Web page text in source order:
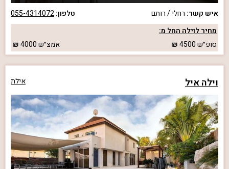
איש קשר: רחלי / רותם טלפון:055-4314072
מחיר לוילה החל מ:
סופ״ש4500 אמצ״ש4000
וילה איל אילת